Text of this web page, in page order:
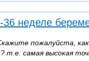
неделе
пожалуйста,
т.е. самая высокая